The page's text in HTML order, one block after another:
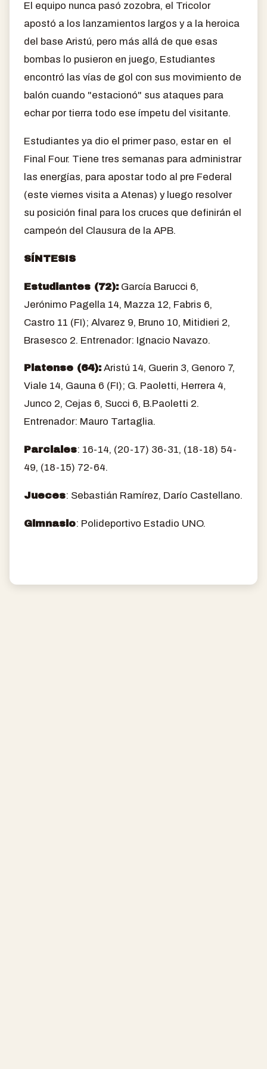
El equipo nunca pasó zozobra, el Tricolor
apostó a los lanzamientos largos y a la heroica
del base Aristú, pero más allá de que esas
bombas lo pusieron en juego, Estudiantes
encontró las vías de gol con sus movimiento de
balón cuando "estacionó" sus ataques para
echar por tierra todo ese ímpetu del visitante.
Estudiantes ya dio el primer paso, estar en el
Final Four. Tiene tres semanas para administrar
las energías, para apostar todo al pre Federal
(este viernes visita a Atenas) y luego resolver
su posición final para los cruces que definirán el
campeón del Clausura de la APB.
SÍNTESIS
Estudiantes (72): García Barucci 6,
Jerónimo Pagella 14, Mazza 12, Fabris 6,
Castro 11 (FI); Alvarez 9, Bruno 10, Mitidieri 2,
Brasesco 2. Entrenador: Ignacio Navazo.
Platense (64): Aristú 14, Guerin 3, Genoro 7,
Viale 14, Gauna 6 (FI); G. Paoletti, Herrera 4,
Junco 2, Cejas 6, Succi 6, B.Paoletti 2.
Entrenador: Mauro Tartaglia.
Parciales: 16-14, (20-17) 36-31, (18-18) 54-
49, (18-15) 72-64.
Jueces: Sebastián Ramírez, Darío Castellano.
Gimnasio: Polideportivo Estadio UNO.